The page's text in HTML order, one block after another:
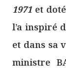
1971 et
l’a inspiré
et dans sa
ministre